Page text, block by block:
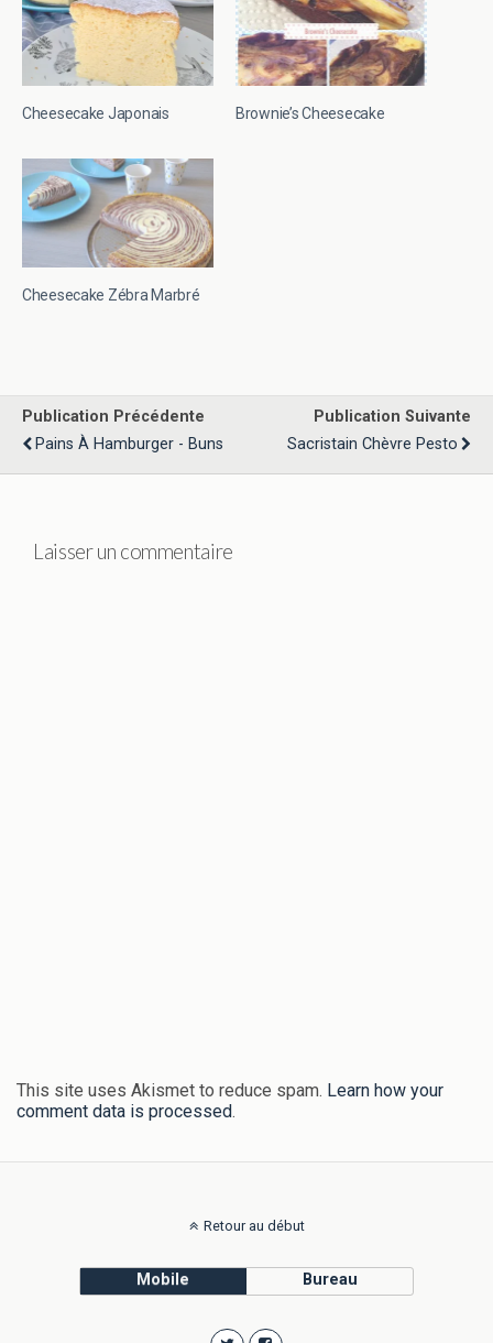
Cheesecake Japonais Brownie’s Cheesecake
Cheesecake Zébra Marbré
Publication Précédente
Pains À Hamburger - Buns
Publication Suivante
Sacristain Chèvre Pesto
Laisser un commentaire
This site uses Akismet to reduce spam. Learn how your
comment data is processed.
Retour au début
Mobile Bureau